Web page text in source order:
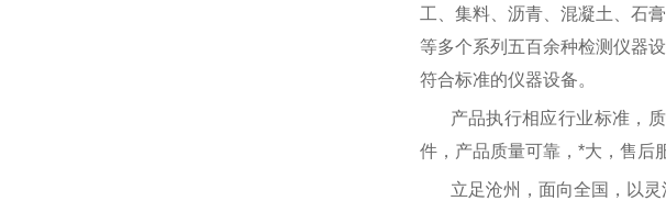
工、集料、沥青、混凝土、石
等多个系列五百余种检测仪器
符合标准的仪器设备。
产品执行相应行业标准，
件，产品质量可靠，*大，售后
立足沧州，面向全国，以